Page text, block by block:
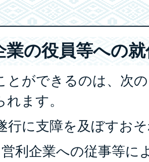
業の役員等への
とができるのは、次の
ます。
行に支障を及ぼすお
営利企業への従事等に